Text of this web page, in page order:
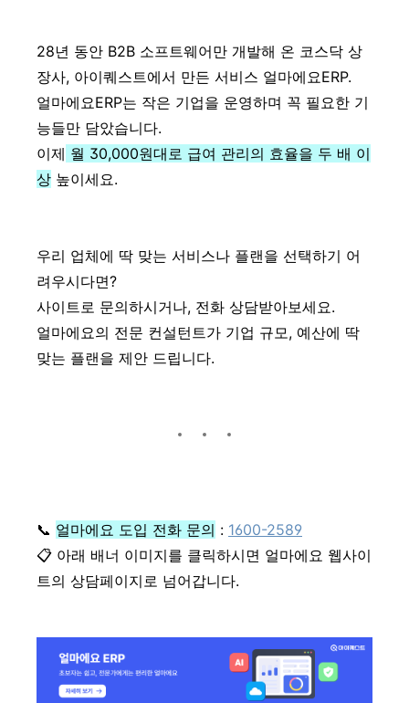
28년 동안 B2B 소프트웨어만 개발해 온 코스닥 상
장사, 아이퀘스트에서 만든 서비스 얼마에요ERP.
얼마에요ERP는 작은 기업을 운영하며 꼭 필요한 기
능들만 담았습니다.
이제 월 30,000원대로 급여 관리의 효율을 두 배 이
상 높이세요.
우리 업체에 딱 맞는 서비스나 플랜을 선택하기 어
려우시다면?
사이트로 문의하시거나, 전화 상담받아보세요.
얼마에요의 전문 컨설턴트가 기업 규모, 예산에 딱
맞는 플랜을 제안 드립니다.
📞 얼마에요 도입 전화 문의 : 1600-2589
📋 아래 배너 이미지를 클릭하시면 얼마에요 웹사이
트의 상담페이지로 넘어갑니다.